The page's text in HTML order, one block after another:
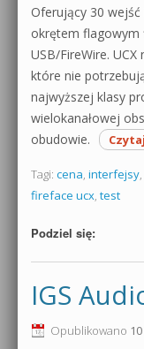
Oferujący 30
okrętem flagowym
USB/FireWire.
które nie
najwyższej klasy
wielokanałowej
obudowie.
Tagi: cena, interfejsy,
fireface ucx, test
Podziel się:
IGS
Opublikowano